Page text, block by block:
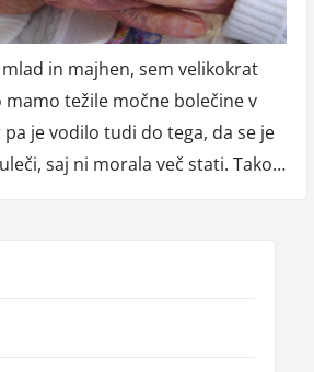
in majhen, sem velikokrat
mamo težile močne bolečine v
je vodilo tudi do tega, da se je
saj ni morala več stati. Tako…